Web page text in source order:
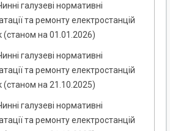
галузеві нормативні
та ремонту електростанцій
на 01.01.2026)
галузеві нормативні
та ремонту електростанцій
на 21.10.2025)
галузеві нормативні
та ремонту електростанцій